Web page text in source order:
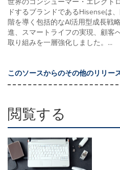
ドするブランドであるHisenseは
階を導く包括的なAI活用型成長戦
進、スマートライフの実現、顧客
取り組みを一層強化しました。...
このソースからのその他のリリー
閲覧する